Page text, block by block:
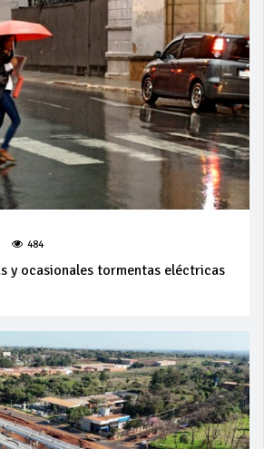
484
y ocasionales tormentas eléctricas